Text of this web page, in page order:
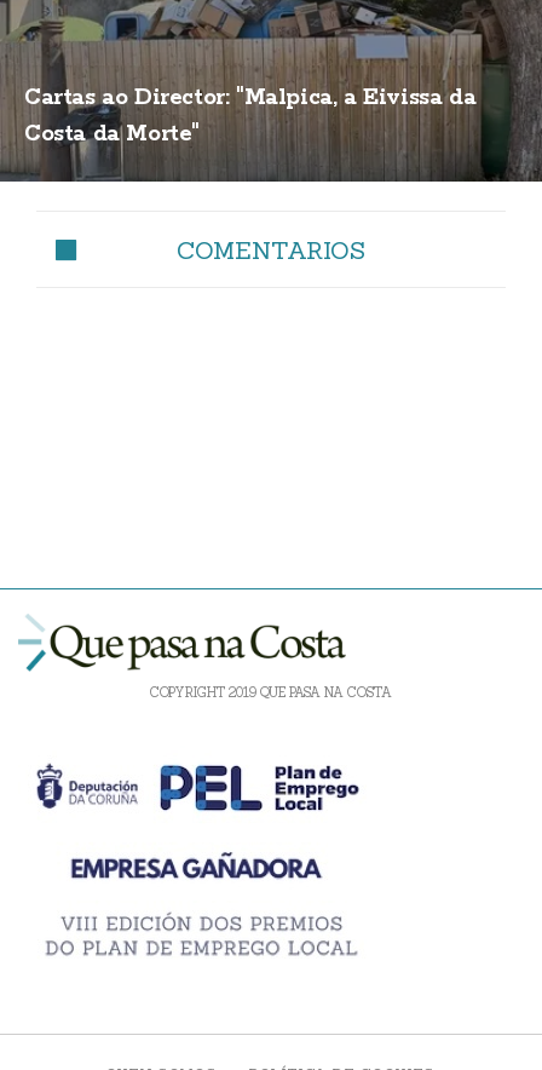
Cartas ao Director: "Malpica, a Eivissa da
Costa da Morte"
COMENTARIOS
COPYRIGHT 2019 QUE PASA NA COSTA